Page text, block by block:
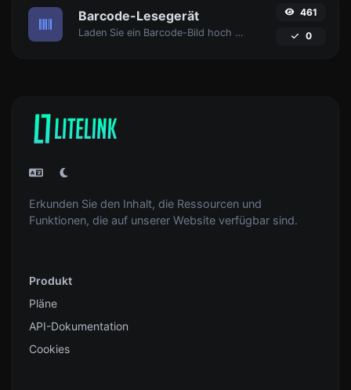
Barcode-Lesegerät
Laden Sie ein Barcode-Bild hoch und extrahieren Sie die Daten daraus.
461
0
Erkunden Sie den Inhalt, die Ressourcen und
Funktionen, die auf unserer Website verfügbar sind.
Produkt
Pläne
API-Dokumentation
Cookies